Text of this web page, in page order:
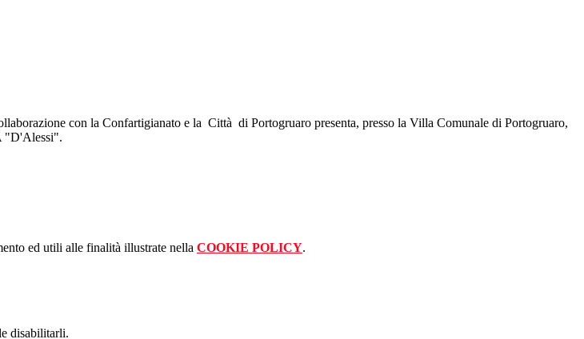
con la Confartigianato e la Città di Portogruaro presenta, presso la Villa Comunale di Portogruaro,
"D'Alessi".
ed utili alle finalità illustrate nella COOKIE POLICY.
disabilitarli.